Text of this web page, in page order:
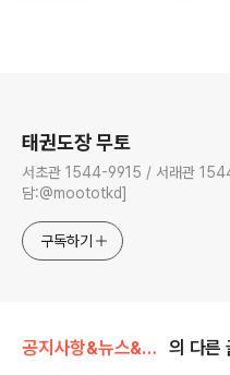
태권도장 무토
서초관 1544-9915 / 서래
담:@moototkd]
구독하기
공지사항&뉴스&행사/행사/대회 의 다른